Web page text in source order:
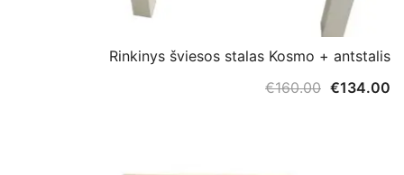
PERŽIŪRA
Rinkinys šviesos stalas Kosmo + antstalis
€160.00 Original
€134.00